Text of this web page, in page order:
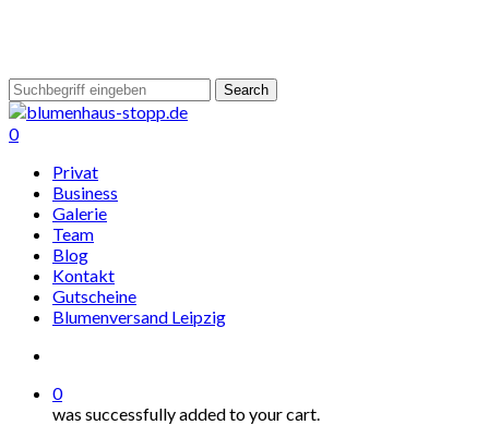
content
Search
Close
Search
search
0
Privat
Business
Galerie
Team
Blog
Kontakt
Gutscheine
Blumenversand Leipzig
0
was successfully added to your cart.